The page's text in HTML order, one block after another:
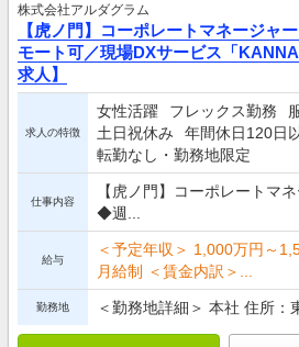
株式会社アルダグラム
【虎ノ門】コーポレートマネージャ
モート可／現場DXサービス「
求人】
求人の特徴
女性活躍 フレックス勤務
土日祝休み
年間休日120日
転勤なし・勤務地限定
仕事内容
【虎ノ門】コーポレートマ
◆週...
給与
＜予定年収＞ 1,000万円～
月給制 ＜賃金内訳＞...
勤務地 ＜勤務地詳細＞ 本社 住所：